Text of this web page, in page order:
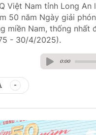
Việt Nam tỉnh Long
50 năm Ngày giải
miền Nam, thống nhất
- 30/4/2025).
0:00